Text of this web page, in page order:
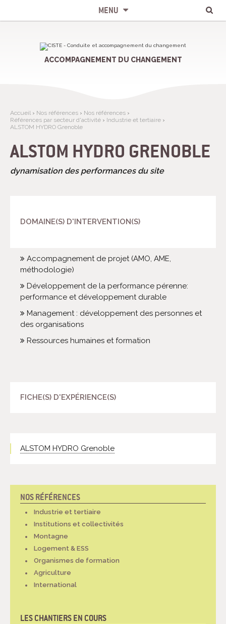
MENU
ACCOMPAGNEMENT DU CHANGEMENT
Accueil › Nos références › Nos références ›
Références par secteur d'activité › Industrie et tertiaire ›
ALSTOM HYDRO Grenoble
ALSTOM HYDRO GRENOBLE
dynamisation des performances du site
DOMAINE(S) D'INTERVENTION(S)
Accompagnement de projet (AMO, AME,
méthodologie)
Développement de la performance pérenne:
performance et développement durable
Management : développement des personnes et
des organisations
Ressources humaines et formation
FICHE(S) D'EXPÉRIENCE(S)
ALSTOM HYDRO Grenoble
NAVIGATION
NOS RÉFÉRENCES
Industrie et tertiaire
Institutions et collectivités
Montagne
Logement & ESS
Organismes de formation
Agriculture
International
LES CHANTIERS EN COURS